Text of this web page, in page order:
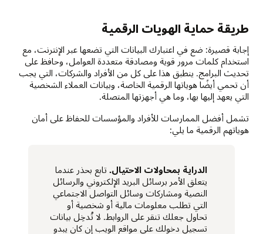
طريقة حماية الهويات الرقمية
إجابة قصيرة: ضع في اعتبارك البيانات التي تضعها عبر الإنترنت، مع
استخدام كلمات مرور قوية ومصادقة متعددة العوامل، وحافظ على
تحديث البرامج. ينطبق هذا على كل من الأفراد والشركات، التي يجب
أن تحمي أيضًا هوياتها الرقمية الخاصة، وبيانات العملاء الشخصية
التي يعهد إليها بها، وما هي أجهزتها المتصلة.
تشمل أفضل الممارسات للأفراد والمؤسسات للحفاظ على أمان
هوياتهم الرقمية ما يلي:
الدراية بمحاولات الاحتيال.تابع بحذر عندما
يتعلق الأمر برسائل البريد الإلكتروني والرسائل
النصية ومشاركات وسائل التواصل الاجتماعي
التي تطلب معلومات مالية أو شخصية أو
تحاول جعلك تنقر على الروابط. لا تُدخِل بيانات
تسجيل دخولك على مواقع الويب إن كان يبدو